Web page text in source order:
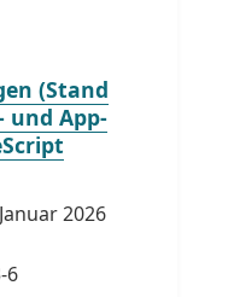
(Stand
und App-
2026
6